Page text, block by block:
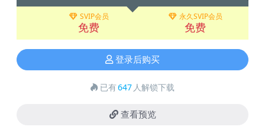
SVIP会员
免费
永久SVIP会员
免费
登录后购买
已有647 人解锁下载
查看预览